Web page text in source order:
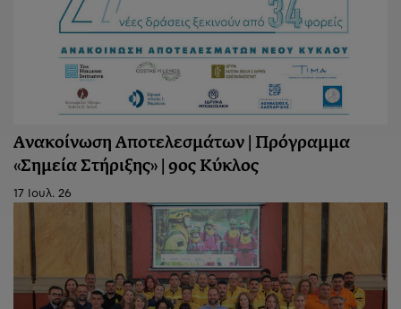
Ανακοίνωση Aποτελεσμάτων | Πρόγραμμα
«Σημεία Στήριξης» | 9ος Κύκλος
17 Ιουλ. 26